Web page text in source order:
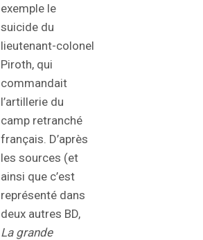
exemple le
suicide du
lieutenant-colonel
Piroth, qui
commandait
l’artillerie du
camp retranché
français. D’après
les sources (et
ainsi que c’est
représenté dans
deux autres BD,
La grande